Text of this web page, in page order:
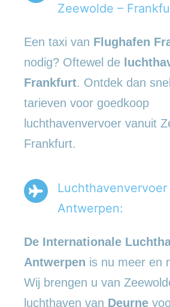
Zeewolde –
Een taxi van Flughafen
nodig? Oftewel de
Frankfurt. Ontdek dan
tarieven voor goedkoop
luchthavenvervoer vanuit
Frankfurt.
Antwerpen:
De Internationale
Antwerpen is nu meer en
Wij brengen u van
luchthaven van Deurne